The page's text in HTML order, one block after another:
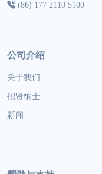
(86) 177 2110 5100
公司介绍
关于我们
招贤纳士
新闻